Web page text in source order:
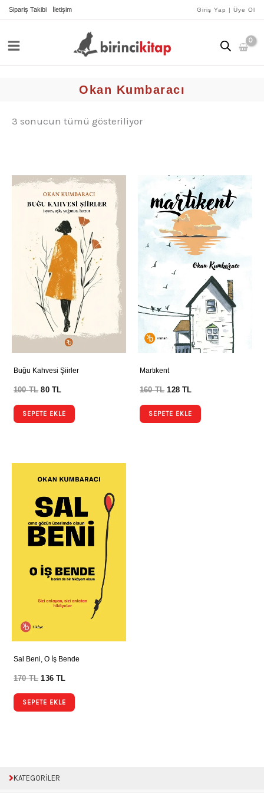
İçeriğe
Sipariş Takibi İletişim Giriş Yap | Üye Ol
Okan Kumbaracı
3 sonucun tümü gösteriliyor
göre
Buğu Kahvesi Şiirler
100TL 80TL
SEPETE EKLE
Martıkent
160TL 128TL
SEPETE EKLE
Sal Beni, O İş Bende
170TL 136TL
SEPETE EKLE
KATEGORİLER